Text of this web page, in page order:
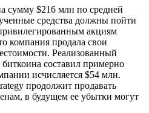
сумму $216 млн по средней
средства должны пойти
акциям
компания продала свои
Реализованный
составил примерно
исчисляется $54 млн.
продолжит продавать
в будущем ее убытки могут